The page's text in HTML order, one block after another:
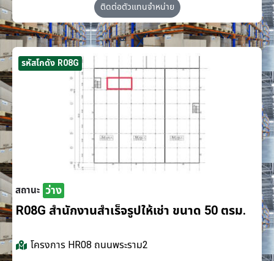
ติดต่อตัวแทนจำหน่าย
รหัสโกดัง R08G
สถานะ ว่าง
R08G สำนักงานสำเร็จรูปให้เช่า ขนาด 50 ตรม.
โครงการ HR08 ถนนพระราม2